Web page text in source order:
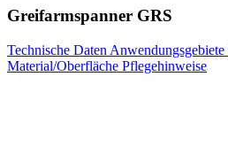
Greifarmspanner GRS
Technische Daten Anwendungsgebiete
Material/Oberfläche Pflegehinweise